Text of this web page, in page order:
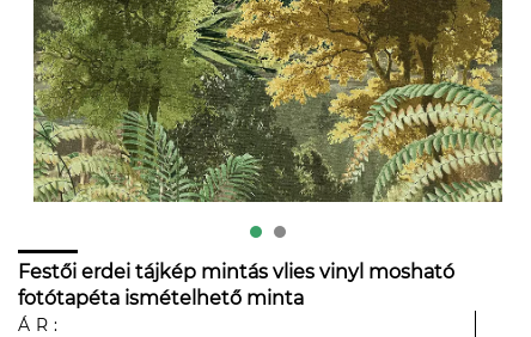
Festői erdei tájkép mintás vlies vinyl mosható
fotótapéta ismételhető minta
ÁR: